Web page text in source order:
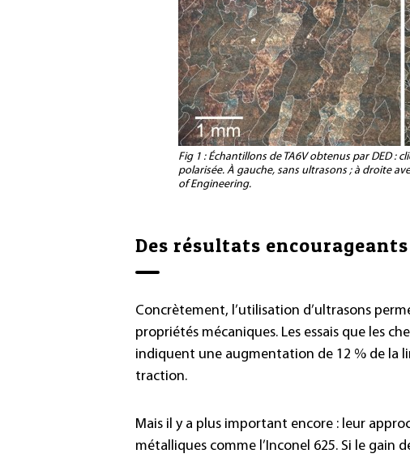
Fig 1 : Échantillons de TA6V obtenus par DED :
polarisée. À gauche, sans ultrasons ; à droite
of Engineering.
Des résultats encourageants
Concrètement, l’utilisation d’ultrasons
propriétés mécaniques. Les essais que les
indiquent une augmentation de 12 % de la
traction.
Mais il y a plus important encore : leur
métalliques comme l’Inconel 625. Si le gain